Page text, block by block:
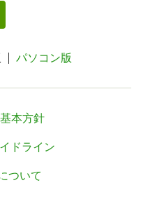
パソコン版
本方針
ドライン
ついて